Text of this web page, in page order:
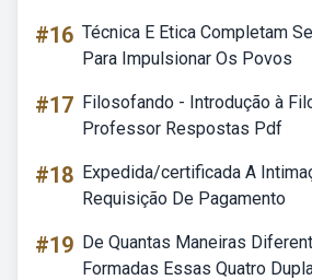
#16 Técnica E Etica Completam
Para Impulsionar Os Povos
#17 Filosofando - Introdução à
Professor Respostas Pdf
#18 Expedida/certificada A
Requisição De Pagamento
#19 De Quantas Maneiras
Formadas Essas Quatro